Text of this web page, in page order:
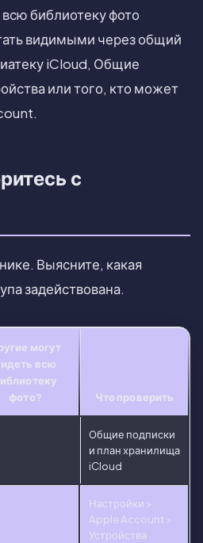
библиотеку фото
видимыми через общий
iCloud, Общие
или того, кто может
с
Выясните, какая
задействована.
могут
всю
фото?
Что проверить
Общие подписки
и план хранилища
iCloud
Настройки >
Apple Account >
Устройства